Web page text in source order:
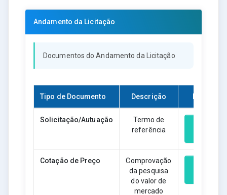
Andamento da Licitação
Documentos do Andamento da Licitação
Tipo de Documento Descrição
Solicitação/Autuação
Termo de
referência
Cotação de Preço
Comprovação
da pesquisa
do valor de
mercado